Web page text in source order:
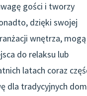
gości i tworzy
dzięki swojej
wnętrza, mogą
do relaksu lub
latach coraz
dla tradycyjnych